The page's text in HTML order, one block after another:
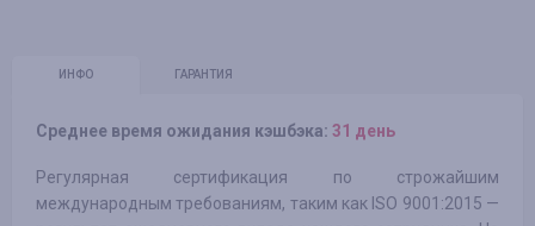
ИНФО ГАРАНТИЯ
Среднее время ожидания кэшбэка: 31 день
Регулярная сертификация по строжайшим
международным требованиям, таким как ISO 9001:2015 —